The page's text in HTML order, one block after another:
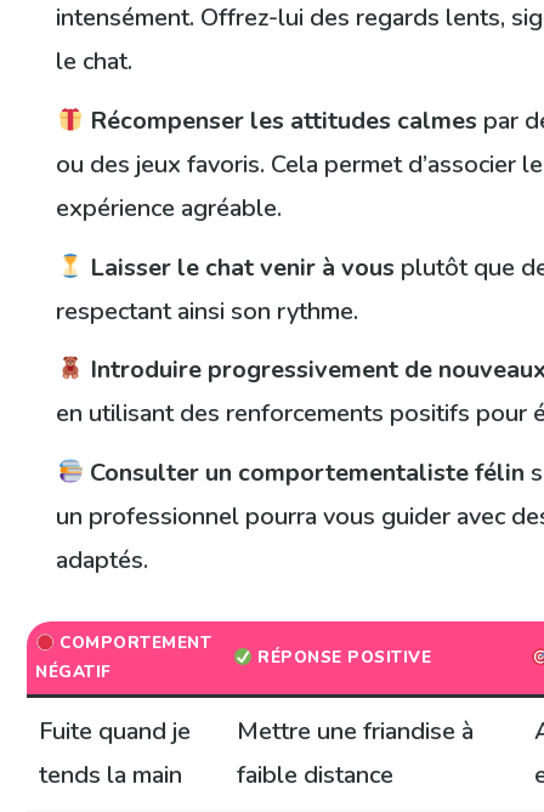
intensément. Offrez-lui des regards lents,
le chat.
Récompenser les attitudes calmes par
ou des jeux favoris. Cela permet d’associer
expérience agréable.
Laisser le chat venir à vous plutôt que
respectant ainsi son rythme.
Introduire progressivement de
en utilisant des renforcements positifs pour
Consulter un comportementaliste félin
un professionnel pourra vous guider avec
adaptés.
COMPORTEMENT
NÉGATIF
RÉPONSE POSITIVE
Fuite quand je
tends la main
Mettre une friandise à
faible distance